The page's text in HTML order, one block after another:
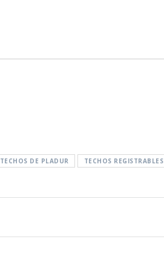
TECHOS DE PLADUR TECHOS REGISTRABLES